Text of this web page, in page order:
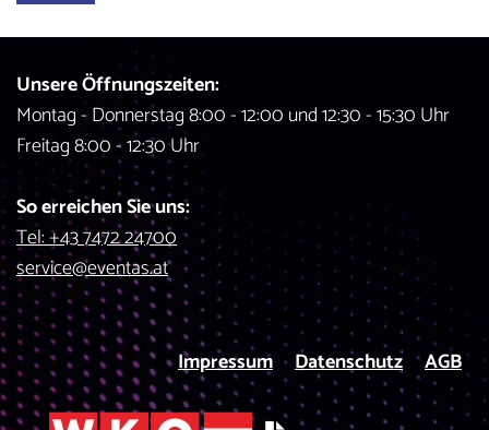
Unsere Öffnungszeiten:
Montag - Donnerstag 8:00 - 12:00 und 12:30 - 15:30 Uhr
Freitag 8:00 - 12:30 Uhr
So erreichen Sie uns:
Tel: +43 7472 24700
service@eventas.at
Impressum Datenschutz AGB